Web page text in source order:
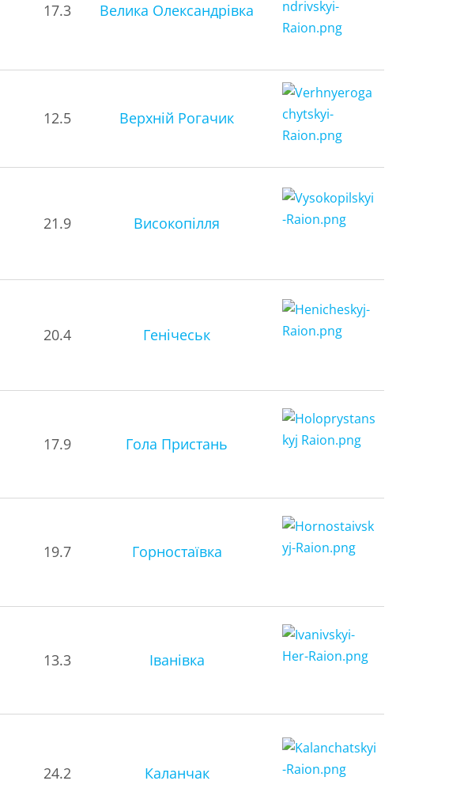
17.3 Велика Олександрівка
12.5 Верхній Рогачик
21.9 Високопілля
20.4 Генічеськ
17.9 Гола Пристань
19.7 Горностаївка
13.3 Іванівка
24.2 Каланчак